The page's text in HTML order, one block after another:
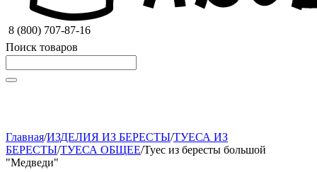
8 (800) 707-87-16
Поиск товаров
Главная/ИЗДЕЛИЯ ИЗ БЕРЕСТЫ/ТУЕСА ИЗ
БЕРЕСТЫ/ТУЕСА ОБЩЕЕ/Туес из бересты большой
"Медведи"